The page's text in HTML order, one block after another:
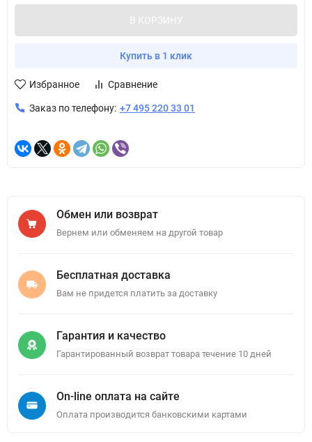
В КОРЗИНУ
Купить в 1 клик
Избранное Сравнение
Заказ по телефону: +7 495 220 33 01
Обмен или возврат
Вернем или обменяем на другой товар
Бесплатная доставка
Вам не придется платить за доставку
Гарантия и качество
Гарантированный возврат товара течение 10 дней
On-line оплата на сайте
Оплата производится банковскими картами